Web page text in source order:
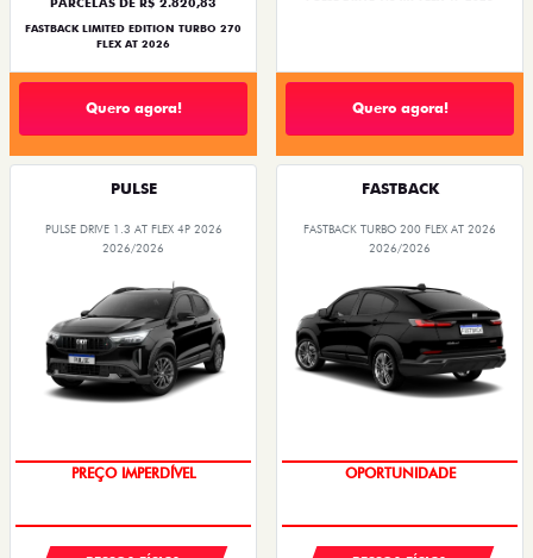
FASTBACK LIMITED EDITION TURBO 270
FLEX AT 2026
Quero agora! Quero agora!
PULSE
PULSE DRIVE 1.3 AT FLEX 4P 2026
2026/2026
O SUV AUTOMÁTICO MAIS
FASTBACK
FASTBACK TURBO 200 FLEX AT 2026
2026/2026
OPORTUNIDADE